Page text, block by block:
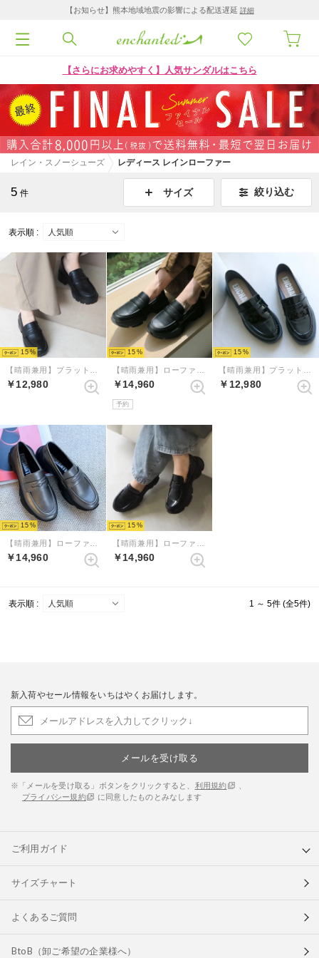
【お知らせ】熊本地域地震の影響による配送遅延 詳細
【さらにお求めやすく】人気サンダルはこちら
レイン・スノーシューズ レディース レインローファー
5 件 サイズ 絞り込む
表示順 :
15
￥12,980
15
￥14,960
予約
15
￥12,980
15
￥14,960
15
￥14,960
表示順 : 1 ～ 5件 (全5件)
新入荷やセール情報をいちはやくお届けします。
メールを受け取る
※「メールを受け取る」ボタンをクリックすると、 利用規約
プライバシー規約
に同意したものとみなします
ご利用ガイド
サイズチャート
よくあるご質問
BtoB（卸ご希望の企業様へ）